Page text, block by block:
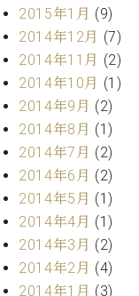
テ
ィ
ス
ト
カ
ス
タ
マ
ー
サ
ビ
ス
(
調
律
)
2015年1月 (9)
2014年12月 (7)
2014年11月 (2)
2014年10月 (1)
2014年9月 (2)
2014年8月 (1)
2014年7月 (2)
2014年6月 (2)
2014年5月 (1)
2014年4月 (1)
2014年3月 (2)
2014年2月 (4)
2014年1月 (3)